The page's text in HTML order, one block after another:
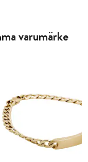
varumärke